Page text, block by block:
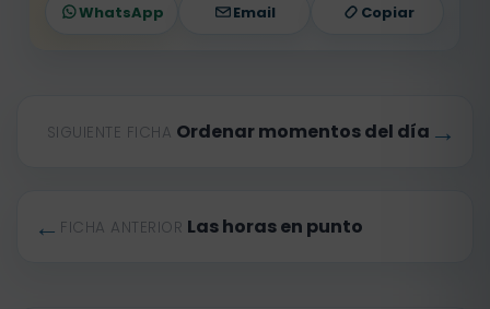
WhatsApp Email Copiar
← FICHA ANTERIOR Las horas en punto
SIGUIENTE FICHA Ordenar momentos del día →